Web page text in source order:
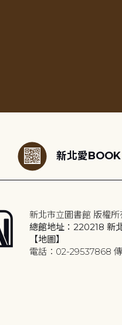
新北愛
新北市立圖書館 版權所
總館地址：220218 新
【地圖】
電話：02-29537868